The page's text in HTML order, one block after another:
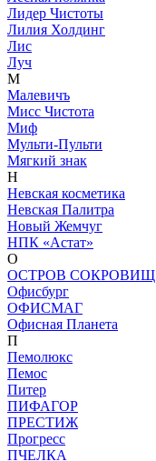
Лидер Чистоты
Лилия Холдинг
Лис
Луч
М
Малевичъ
Мисс Чистота
Миф
Мульти-Пульти
Мягкий знак
Н
Невская косметика
Невская Палитра
Новый Жемчуг
НПК «Астат»
О
ОСТРОВ СОКРОВИЩ
Офисбург
ОФИСМАГ
Офисная Планета
П
Пемолюкс
Пемос
Питер
ПИФАГОР
ПРЕСТИЖ
Прогресс
ПЧЕЛКА